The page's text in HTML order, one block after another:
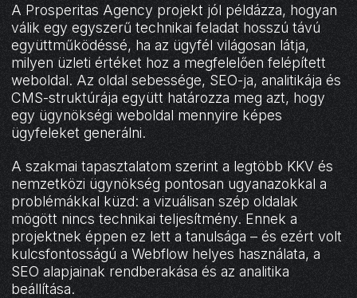
A Prosperitas Agency projekt jól példázza, hogyan
válik egy egyszerű technikai feladat hosszú távú
együttműködéssé, ha az ügyfél világosan látja,
milyen üzleti értéket hoz a megfelelően felépített
weboldal. Az oldal sebessége, SEO-ja, analitikája és
CMS-struktúrája együtt határozza meg azt, hogy
egy ügynökségi weboldal mennyire képes
ügyfeleket generálni.
A szakmai tapasztalatom szerint a legtöbb KKV és
nemzetközi ügynökség pontosan ugyanazokkal a
problémákkal küzd: a vizuálisan szép oldalak
mögött nincs technikai teljesítmény. Ennek a
projektnek éppen ez lett a tanulsága – és ezért volt
kulcsfontosságú a Webflow helyes használata, a
SEO alapjainak rendberakása és az analitika
beállítása.